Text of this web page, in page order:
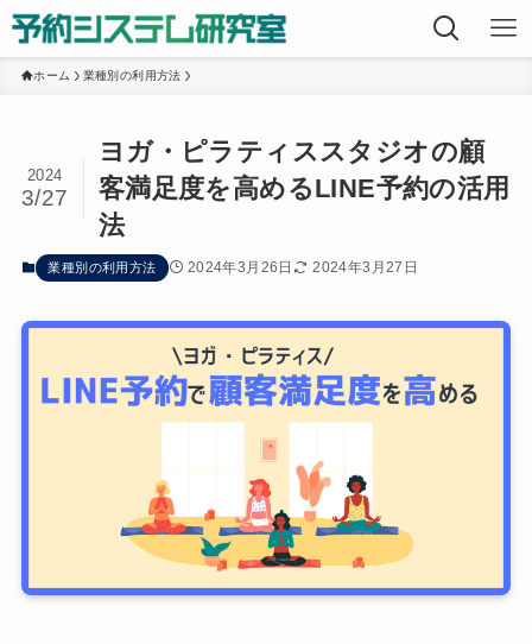
ホーム 業種別の利用方法
ヨガ・ピラティススタジオの顧
客満足度を高めるLINE予約の活用
法
2024
3/27
業種別の利用方法 2024年3月26日 2024年3月27日